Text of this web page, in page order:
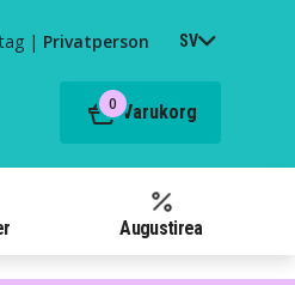
| Privatperson SV
0 Varukorg
Augustirea